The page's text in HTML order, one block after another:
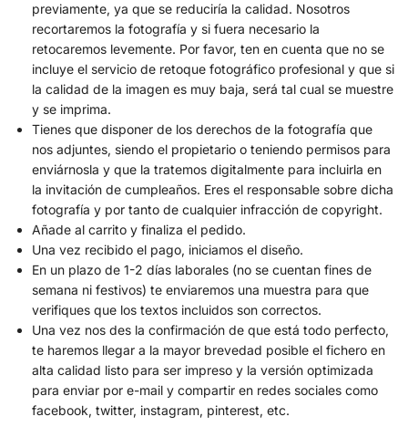
previamente, ya que se reduciría la calidad. Nosotros
recortaremos la fotografía y si fuera necesario la
retocaremos levemente. Por favor, ten en cuenta que no se
incluye el servicio de retoque fotográfico profesional y que si
la calidad de la imagen es muy baja, será tal cual se muestre
y se imprima.
Tienes que disponer de los derechos de la fotografía que
nos adjuntes, siendo el propietario o teniendo permisos para
enviárnosla y que la tratemos digitalmente para incluirla en
la invitación de cumpleaños. Eres el responsable sobre dicha
fotografía y por tanto de cualquier infracción de copyright.
Añade al carrito y finaliza el pedido.
Una vez recibido el pago, iniciamos el diseño.
En un plazo de 1-2 días laborales (no se cuentan fines de
semana ni festivos) te enviaremos una muestra para que
verifiques que los textos incluidos son correctos.
Una vez nos des la confirmación de que está todo perfecto,
te haremos llegar a la mayor brevedad posible el fichero en
alta calidad listo para ser impreso y la versión optimizada
para enviar por e-mail y compartir en redes sociales como
facebook, twitter, instagram, pinterest, etc.